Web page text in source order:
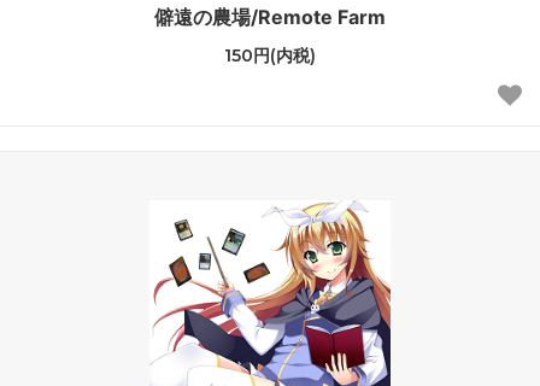
僻遠の農場/Remote Farm
150円(内税)